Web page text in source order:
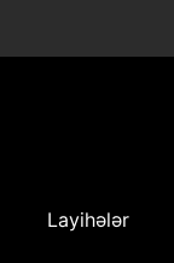
Layihələr